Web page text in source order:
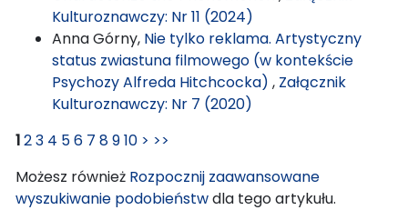
Kulturoznawczy: Nr 11 (2024)
Anna Górny, Nie tylko reklama. Artystyczny
status zwiastuna filmowego (w kontekście
Psychozy Alfreda Hitchcocka) , Załącznik
Kulturoznawczy: Nr 7 (2020)
123 4 56 7 8910 > >>
Możesz również Rozpocznij zaawansowane
wyszukiwanie podobieństwdla tego artykułu.